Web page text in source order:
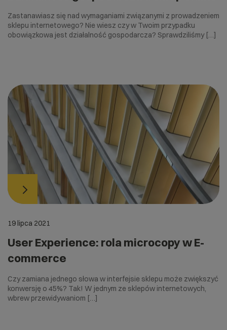
Zastanawiasz się nad wymaganiami związanymi z prowadzeniem
sklepu internetowego? Nie wiesz czy w Twoim przypadku
obowiązkowa jest działalność gospodarcza? Sprawdziliśmy […]
19 lipca 2021
User Experience: rola microcopy w E-
commerce
Czy zamiana jednego słowa w interfejsie sklepu może zwiększyć
konwersję o 45%? Tak! W jednym ze sklepów internetowych,
wbrew przewidywaniom […]